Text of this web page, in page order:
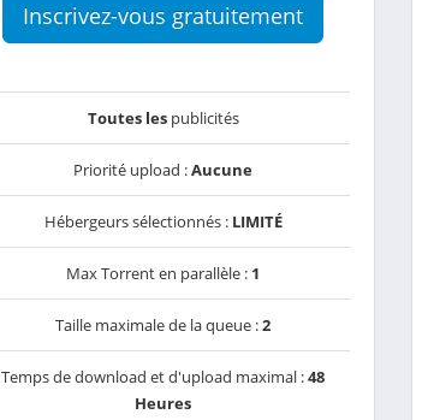
Inscrivez-vous gratuitement
Toutes lespublicités
Priorité upload :Aucune
Hébergeurs sélectionnés : LIMITÉ
Max Torrent en parallèle : 1
Taille maximale de la queue :2
Temps de download et d'upload maximal :48
Heures